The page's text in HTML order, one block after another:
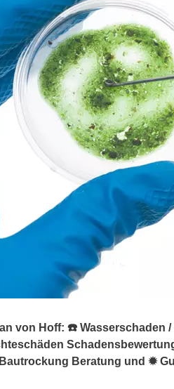
von Hoff: ☎️
Beratung und ✹